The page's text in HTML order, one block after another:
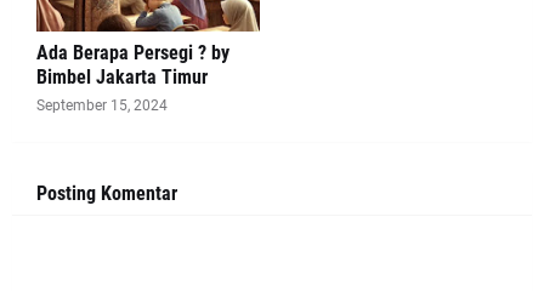
Ada Berapa Persegi ? by
Bimbel Jakarta Timur
September 15, 2024
Posting Komentar